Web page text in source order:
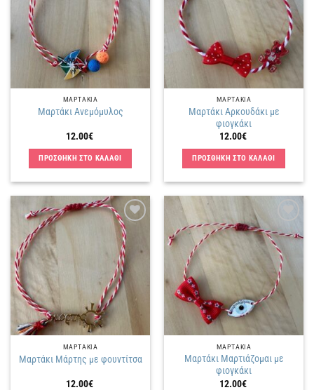
λίστα
επιθυμιών
ΜΑΡΤΑΚΙΑ
Μαρτάκι Ανεμόμυλος
12.00€
ΠΡΟΣΘΗΚΗ ΣΤΟ ΚΑΛΑΘΙ
λίστα
επιθυμιών
ΜΑΡΤΑΚΙΑ
Μαρτάκι Αρκουδάκι με
φιογκάκι
12.00€
ΠΡΟΣΘΗΚΗ ΣΤΟ ΚΑΛΑΘΙ
Πρόσθήκη
στην
λίστα
επιθυμιών
ΜΑΡΤΑΚΙΑ
Μαρτάκι Μάρτης με φουντίτσα
12.00€
Πρόσθήκη
στην
λίστα
επιθυμιών
ΜΑΡΤΑΚΙΑ
Μαρτάκι Μαρτιάζομαι με
φιογκάκι
12.00€